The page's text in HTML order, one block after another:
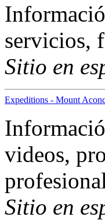
servicios,
Sitio en
Expeditions - Mount
videos,
Sitio en